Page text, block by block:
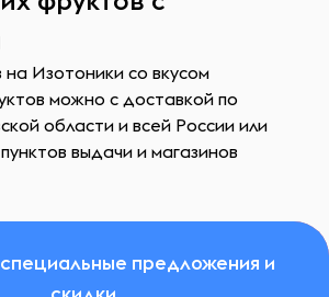
Изотоники со вкусом
можно с доставкой по
области и всей России или
выдачи и магазинов
предложения и